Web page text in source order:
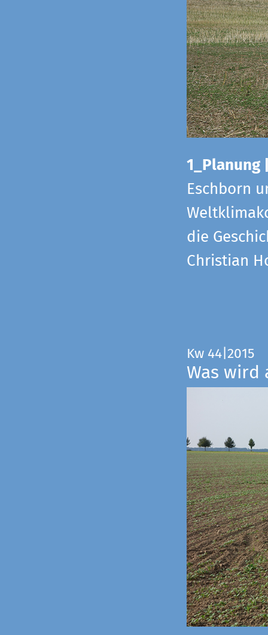
1_Planung
Eschborn
die
Christian
Kw 44|2015
Was wird